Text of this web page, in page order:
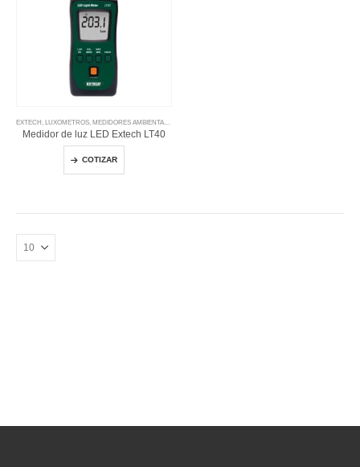
EXTECH, LUXOMETROS, MEDIDORES AMBIENTALES
Medidor de luz LED Extech LT40
COTIZAR